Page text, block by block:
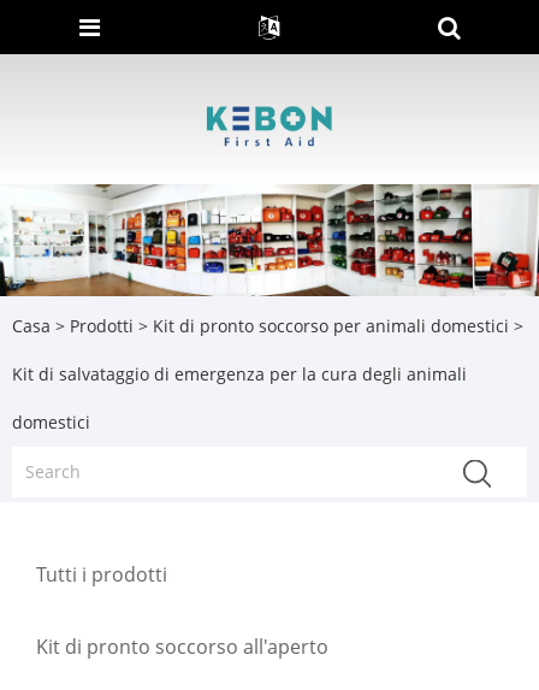
Casa > Prodotti > Kit di pronto soccorso per animali domestici >
Kit di salvataggio di emergenza per la cura degli animali
domestici
Tutti i prodotti
Kit di pronto soccorso all'aperto